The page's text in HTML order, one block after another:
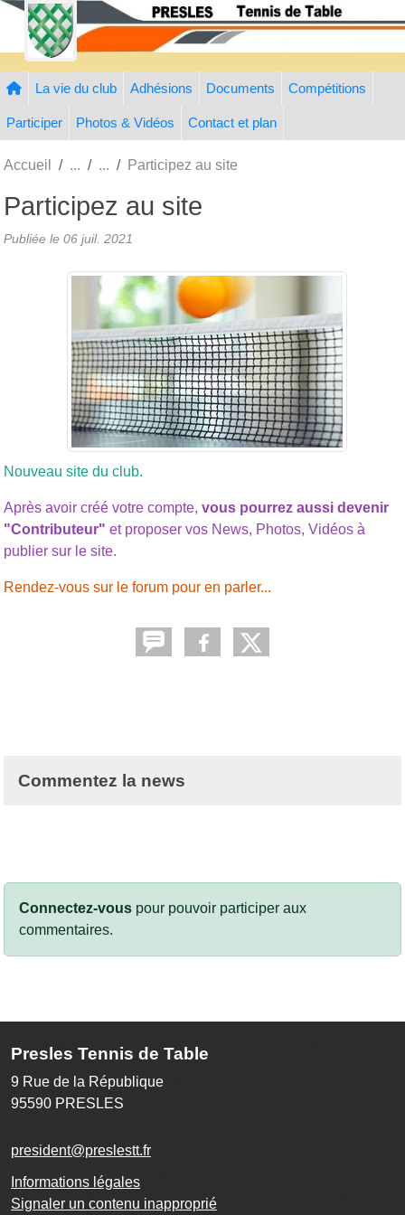
La vie du club Adhésions Documents Compétitions
Participer Photos & Vidéos Contact et plan
Accueil Participez au site
Participez au site
Publiée le 06 juil. 2021
Nouveau site du club.
Après avoir créé votre compte, vous pourrez aussi devenir
"Contributeur" et proposer vos News, Photos, Vidéos à
publier sur le site.
Rendez-vous sur le forum pour en parler...
Commentez la news
Connectez-vous pour pouvoir participer aux
commentaires.
Presles Tennis de Table
9 Rue de la République
95590 PRESLES
president@preslestt.fr
Informations légales
Signaler un contenu inapproprié
Panneau de gestion des cookies